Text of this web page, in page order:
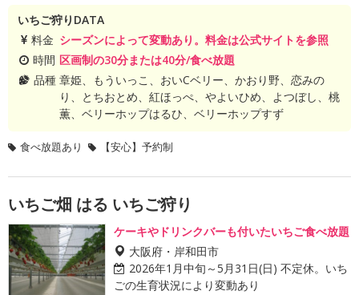
いちご狩りDATA
料金 シーズンによって変動あり。料金は公式サイトを参照
時間 区画制の30分または40分/食べ放題
品種 章姫、もういっこ、おいCベリー、かおり野、恋みの
り、とちおとめ、紅ほっぺ、やよいひめ、よつぼし、桃
薫、ベリーホップはるひ、ベリーホップすず
食べ放題あり 【安心】予約制
いちご畑 はる いちご狩り
ケーキやドリンクバーも付いたいちご食べ放題
大阪府・岸和田市
2026年1月中旬～5月31日(日) 不定休。いち
ごの生育状況により変動あり